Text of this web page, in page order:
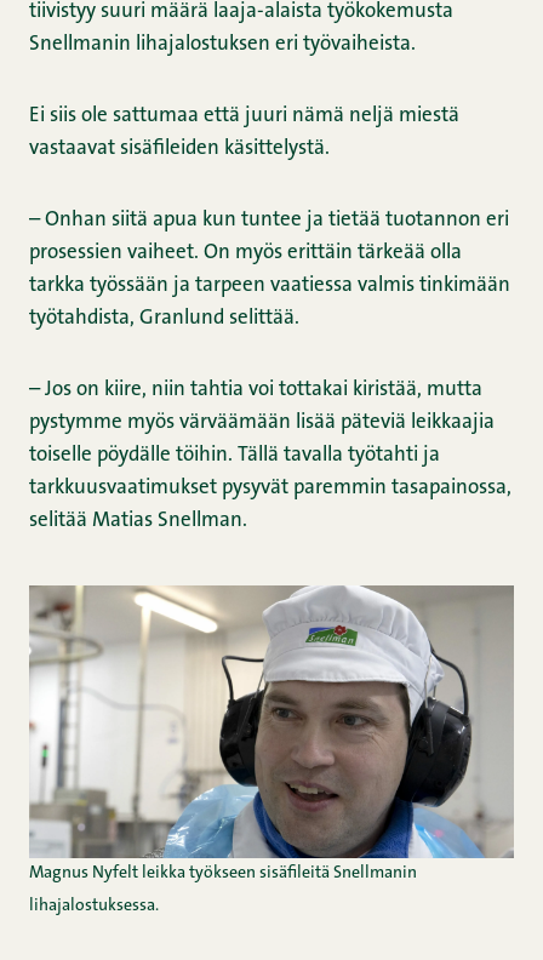
tiivistyy suuri määrä laaja-alaista työkokemusta
Snellmanin lihajalostuksen eri työvaiheista.
Ei siis ole sattumaa että juuri nämä neljä miestä
vastaavat sisäfileiden käsittelystä.
– Onhan siitä apua kun tuntee ja tietää tuotannon eri
prosessien vaiheet. On myös erittäin tärkeää olla
tarkka työssään ja tarpeen vaatiessa valmis tinkimään
työtahdista, Granlund selittää.
– Jos on kiire, niin tahtia voi tottakai kiristää, mutta
pystymme myös värväämään lisää päteviä leikkaajia
toiselle pöydälle töihin. Tällä tavalla työtahti ja
tarkkuusvaatimukset pysyvät paremmin tasapainossa,
selitää Matias Snellman.
Magnus Nyfelt leikka työkseen sisäfileitä Snellmanin
lihajalostuksessa.